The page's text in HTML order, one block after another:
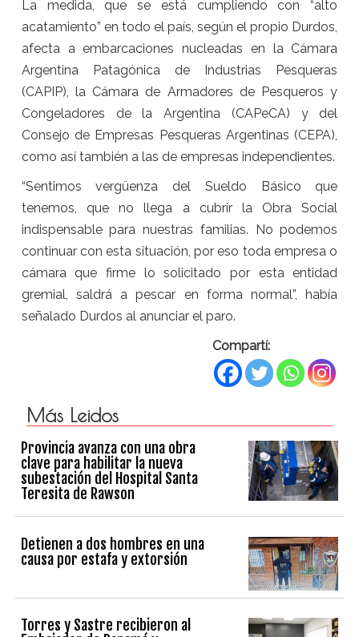
La medida, que se está cumpliendo con “alto
acatamiento” en todo el país, según el propio Durdos,
afecta a embarcaciones nucleadas en la Cámara
Argentina Patagónica de Industrias Pesqueras
(CAPIP), la Cámara de Armadores de Pesqueros y
Congeladores de la Argentina (CAPeCA) y del
Consejo de Empresas Pesqueras Argentinas (CEPA),
como así también a las de empresas independientes.
“Sentimos vergüenza del Sueldo Básico que
tenemos, que no llega a cubrir la Obra Social
indispensable para nuestras familias. No podemos
continuar con esta situación, por eso toda empresa o
cámara que firme lo solicitado por esta entidad
gremial, saldrá a pescar en forma normal”, había
señalado Durdos al anunciar el paro.
Compartí:
Más Leidos
Provincia avanza con una obra
clave para habilitar la nueva
subestación del Hospital Santa
Teresita de Rawson
Detienen a dos hombres en una
causa por estafa y extorsión
Torres y Sastre recibieron al